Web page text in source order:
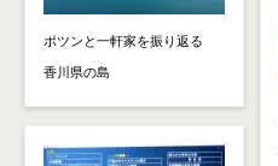
ポツンと一軒家を振り返る
香川県の島